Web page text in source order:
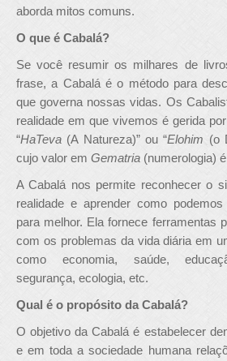
aborda mitos comuns.
O que é Cabalá?
Se você resumir os milhares de
frase, a Cabalá é o método para
que governa nossas vidas. Os
realidade em que vivemos é gerida
“HaTeva (A Natureza)” ou “Elohim (o
cujo valor em Gematria (numerologia)
A Cabalá nos permite reconhecer o
realidade e aprender como
para melhor. Ela fornece ferramentas
com os problemas da vida diária em
como economia, saúde,
segurança, ecologia, etc.
Qual é o propósito da Cabalá?
O objetivo da Cabalá é estabelecer
e em toda a sociedade humana